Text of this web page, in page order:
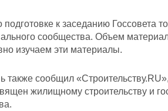
к заседанию Госсовета
сообщества. Объем
изучаем эти материалы.
сообщил
жилищному строительству и